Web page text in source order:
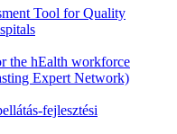
Tool for Quality
the hEalth workforce
Expert Network)
fejlesztési